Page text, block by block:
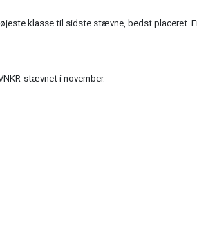
klasse til sidste stævne, bedst placeret.
stævnet i november.